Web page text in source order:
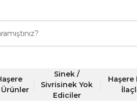
Sinek /
Sivrisinek Yok
Ediciler
Haşere